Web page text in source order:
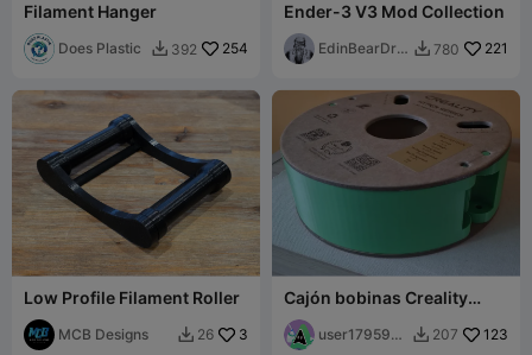
Filament Hanger
Does Plastic  392 254
Ender-3 V3 Mod Collection
EdinBearDra
 780 221
Low Profile Filament Roller
MCB Designs  26 3
Cajón bobinas Creality
Hyper Series
user1795920
 207 123